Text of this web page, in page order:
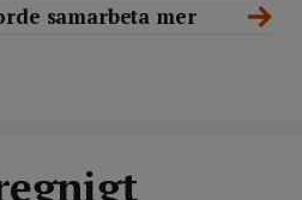
samarbeta mer